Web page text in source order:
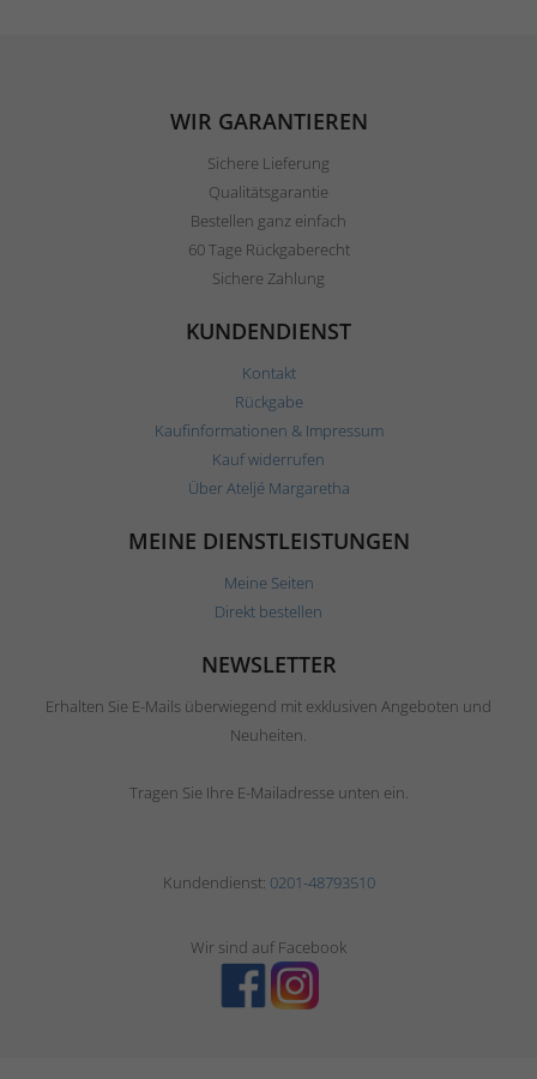
WIR GARANTIEREN
Sichere Lieferung
Qualitätsgarantie
Bestellen ganz einfach
60 Tage Rückgaberecht
Sichere Zahlung
KUNDENDIENST
Kontakt
Rückgabe
Kaufinformationen & Impressum
Kauf widerrufen
Über Ateljé Margaretha
MEINE DIENSTLEISTUNGEN
Meine Seiten
Direkt bestellen
NEWSLETTER
Erhalten Sie E-Mails überwiegend mit exklusiven Angeboten und
Neuheiten.
Tragen Sie Ihre E-Mailadresse unten ein.
Kundendienst: 0201-48793510
Wir sind auf Facebook